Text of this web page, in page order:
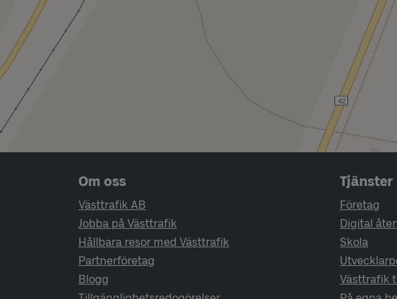
Sidfotsnavigering
Om oss
Västtrafik AB
Jobba på Västtrafik
Hållbara resor med Västtrafik
Partnerföretag
Blogg
Tjänster
Företag
Digital
Skola
Västtrafik